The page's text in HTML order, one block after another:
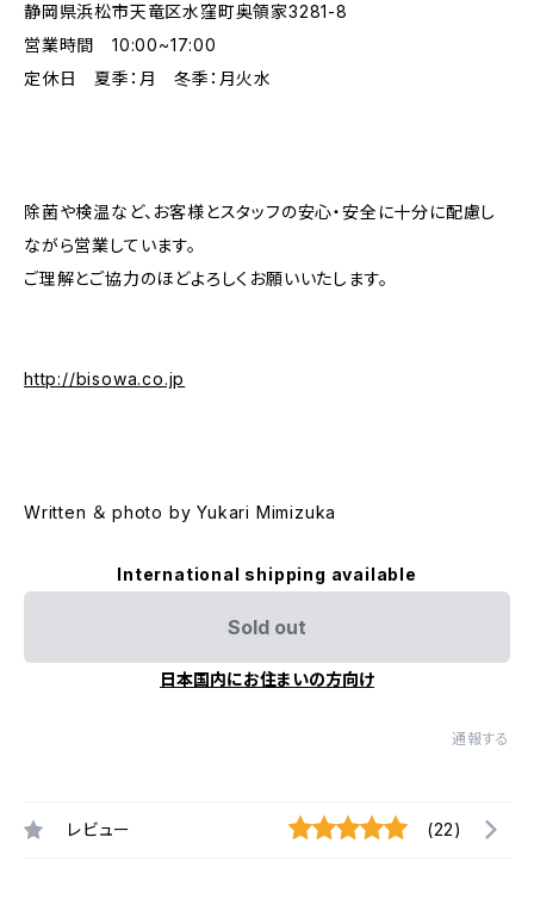
静岡県浜松市天竜区水窪町奥領家3281-8
営業時間 10:00~17:00
定休日 夏季：月 冬季：月火水
除菌や検温など、お客様とスタッフの安心・安全に十分に配慮し
ながら営業しています。
ご理解とご協力のほどよろしくお願いいたします。
http://bisowa.co.jp
Written ＆ photo by Yukari Mimizuka
International shipping available
Sold out
日本国内にお住まいの方向け
通報する
レビュー (22)